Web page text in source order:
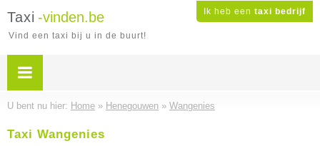
Ik heb een taxi bedrijf
Taxi -vinden.be
Vind een taxi bij u in de buurt!
U bent nu hier: Home » Henegouwen » Wangenies
Taxi Wangenies